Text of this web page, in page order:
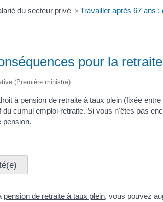
du secteur privé > Travailler après 67 ans
pour la
(Première ministre)
à pension de retraite à taux plein (fixée
cumul emploi-retraite. Si vous n'êtes pas
pension.
pension de retraite à taux plein, vous pouvez